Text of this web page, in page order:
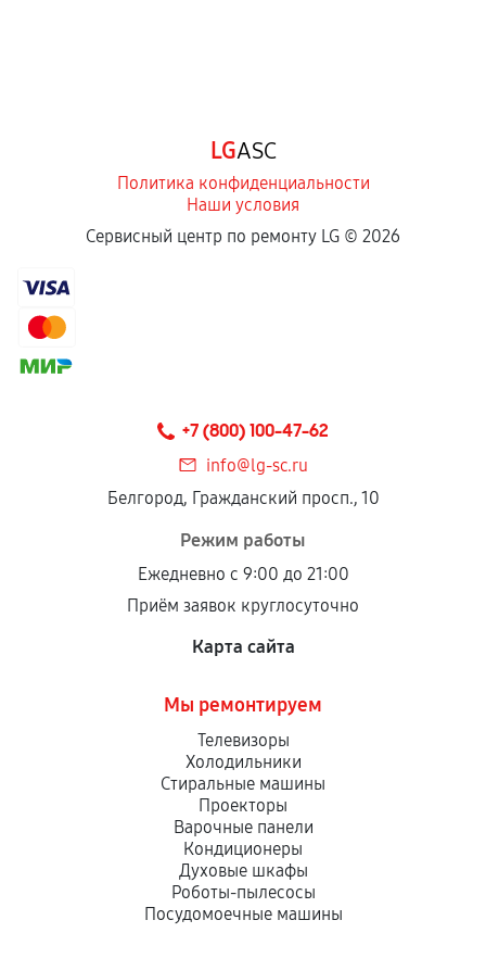
LGASC
Политика конфиденциальности
Наши условия
Сервисный центр по ремонту LG © 2026
+7 (800) 100-47-62
info@lg-sc.ru
Белгород, Гражданский просп., 10
Режим работы
Ежедневно с 9:00 до 21:00
Приём заявок круглосуточно
Карта сайта
Мы ремонтируем
Телевизоры
Холодильники
Стиральные машины
Проекторы
Варочные панели
Кондиционеры
Духовые шкафы
Роботы-пылесосы
Посудомоечные машины